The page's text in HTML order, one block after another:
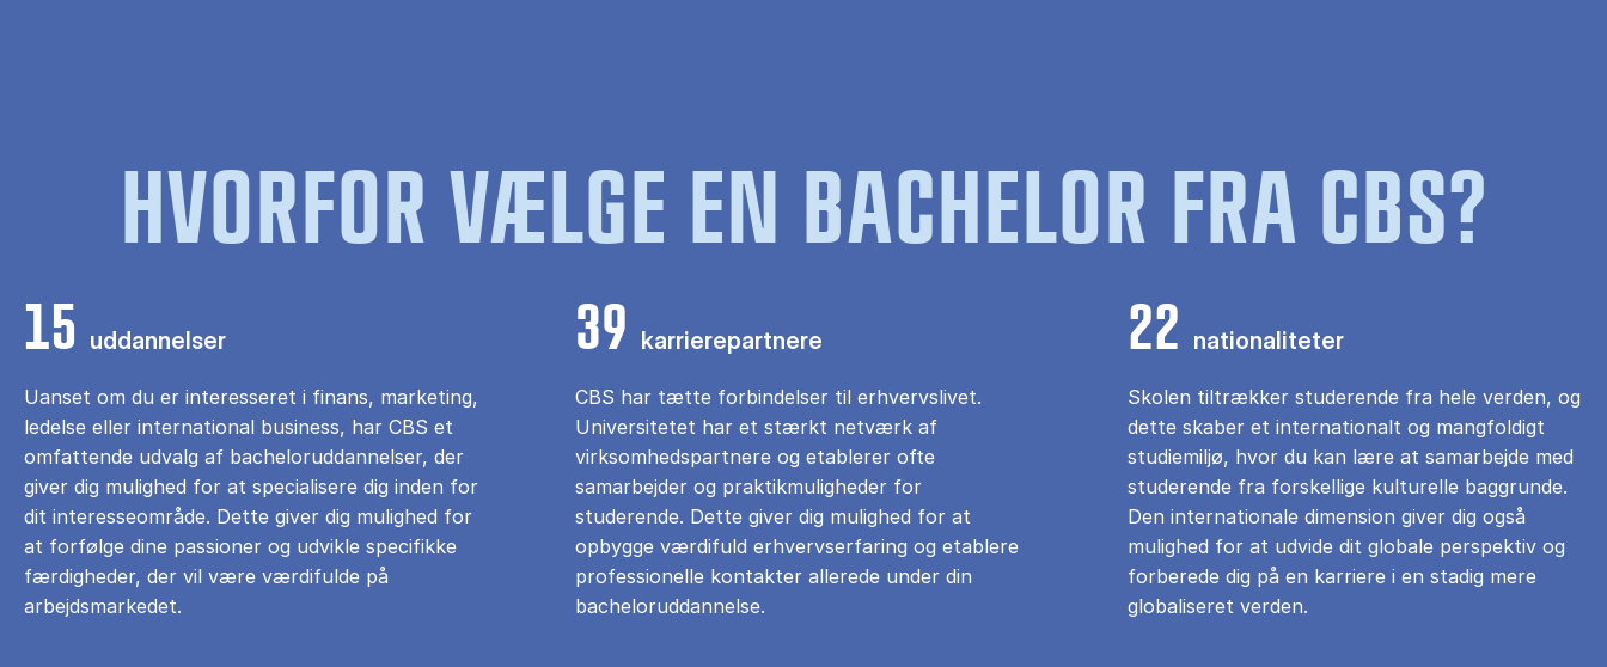
HVORFOR VÆLGE EN BACHELOR FRA CBS?
15 uddannelser
Uanset om du er interesseret i finans, marketing,
ledelse eller international business, har CBS et
omfattende udvalg af bacheloruddannelser, der
giver dig mulighed for at specialisere dig inden for
dit interesseområde. Dette giver dig mulighed for
at forfølge dine passioner og udvikle specifikke
færdigheder, der vil være værdifulde på
arbejdsmarkedet.
39 karrierepartnere
CBS har tætte forbindelser til erhvervslivet.
Universitetet har et stærkt netværk af
virksomhedspartnere og etablerer ofte
samarbejder og praktikmuligheder for
studerende. Dette giver dig mulighed for at
opbygge værdifuld erhvervserfaring og etablere
professionelle kontakter allerede under din
bacheloruddannelse.
22 nationaliteter
Skolen tiltrækker studerende fra hele verden, og
dette skaber et internationalt og mangfoldigt
studiemiljø, hvor du kan lære at samarbejde med
studerende fra forskellige kulturelle baggrunde.
Den internationale dimension giver dig også
mulighed for at udvide dit globale perspektiv og
forberede dig på en karriere i en stadig mere
globaliseret verden.